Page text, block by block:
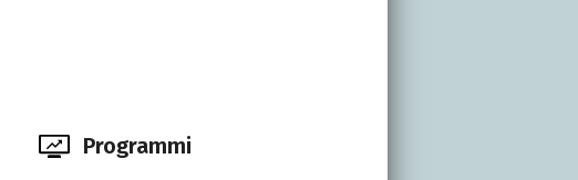
Programmi